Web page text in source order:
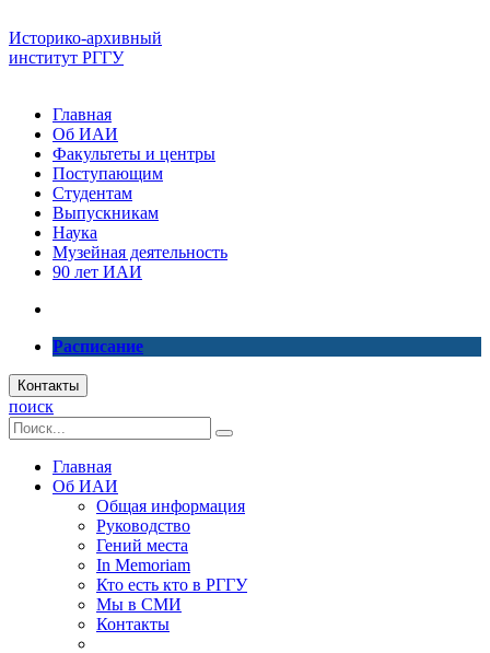
Историко-архивный
институт РГГУ
Главная
Об ИАИ
Факультеты и центры
Поступающим
Студентам
Выпускникам
Наука
Музейная деятельность
90 лет ИАИ
Расписание
Контакты
поиск
Главная
Об ИАИ
Общая информация
Руководство
Гений места
In Memoriam
Кто есть кто в РГГУ
Мы в СМИ
Контакты